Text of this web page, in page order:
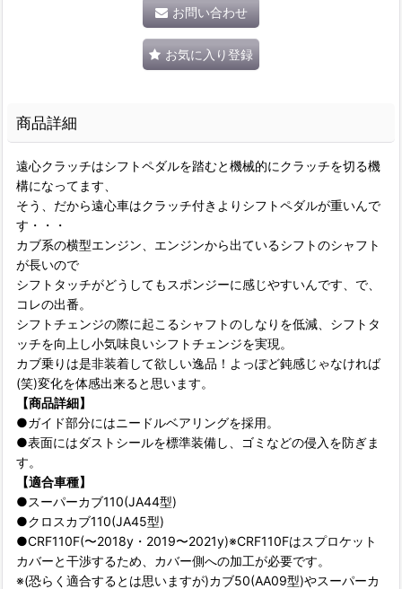
お問い合わせ
お気に入り登録
商品詳細
遠心クラッチはシフトペダルを踏むと機械的にクラッチを切る機
構になってます、
そう、だから遠心車はクラッチ付きよりシフトペダルが重いんで
す・・・
カブ系の横型エンジン、エンジンから出ているシフトのシャフト
が長いので
シフトタッチがどうしてもスポンジーに感じやすいんです、で、
コレの出番。
シフトチェンジの際に起こるシャフトのしなりを低減、シフトタ
ッチを向上し小気味良いシフトチェンジを実現。
カブ乗りは是非装着して欲しい逸品！よっぽど鈍感じゃなければ
(笑)変化を体感出来ると思います。
【商品詳細】
●ガイド部分にはニードルベアリングを採用。
●表面にはダストシールを標準装備し、ゴミなどの侵入を防ぎま
す。
【適合車種】
●スーパーカブ110(JA44型)
●クロスカブ110(JA45型)
●CRF110F(〜2018y・2019〜2021y)※CRF110Fはスプロケット
カバーと干渉するため、カバー側への加工が必要です。
※(恐らく適合するとは思いますが)カブ50(AA09型)やスーパーカ